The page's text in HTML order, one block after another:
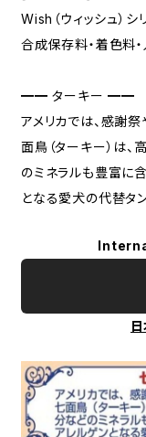
Wish（ウィッシュ）シ
合成保存料・着色料
━━ ターキー ━━
アメリカでは、感謝
面鳥（ターキー）は、
のミネラルも豊富に
となる愛犬の代替タ